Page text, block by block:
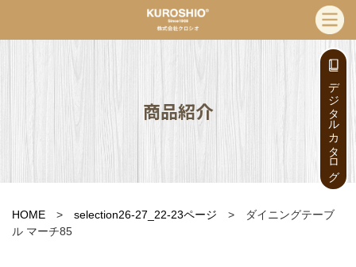
デジタルカタログ
商品紹介
HOME > selection26-27_22-23ページ > ダイニングテーブ
ル マーチ85